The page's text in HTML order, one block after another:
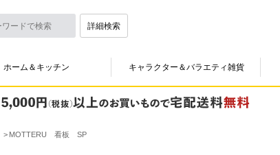
詳細検索
ホーム＆キッチン キャラクター＆バラエティ雑貨
MOTTERU 看板 SP